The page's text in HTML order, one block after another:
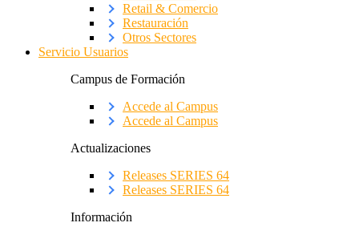
Retail & Comercio
Restauración
Otros Sectores
Servicio Usuarios
Campus de Formación
Accede al Campus
Accede al Campus
Actualizaciones
Releases SERIES 64
Releases SERIES 64
Información